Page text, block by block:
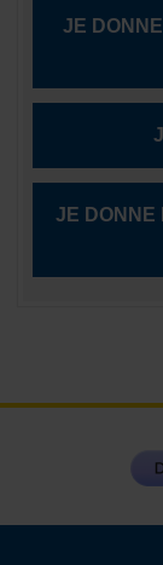
JE
JE DONNE